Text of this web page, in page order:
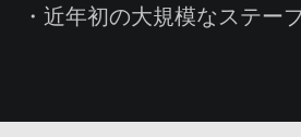
・近年初の大規模なステー